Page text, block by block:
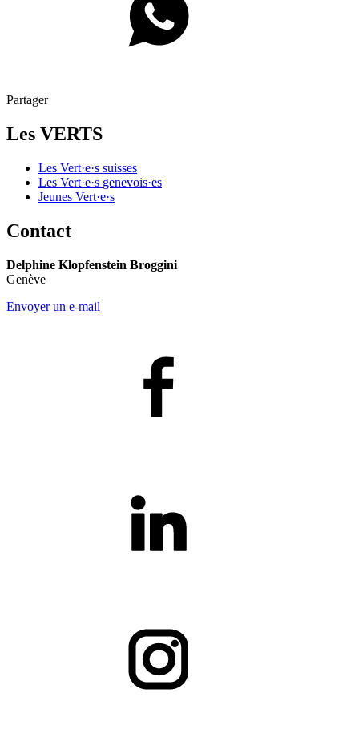
Partager
Les VERTS
Les Vert·e·s suisses
Les Vert·e·s genevois·es
Jeunes Vert·e·s
Contact
Delphine Klopfenstein Broggini
Genève
Envoyer un e-mail